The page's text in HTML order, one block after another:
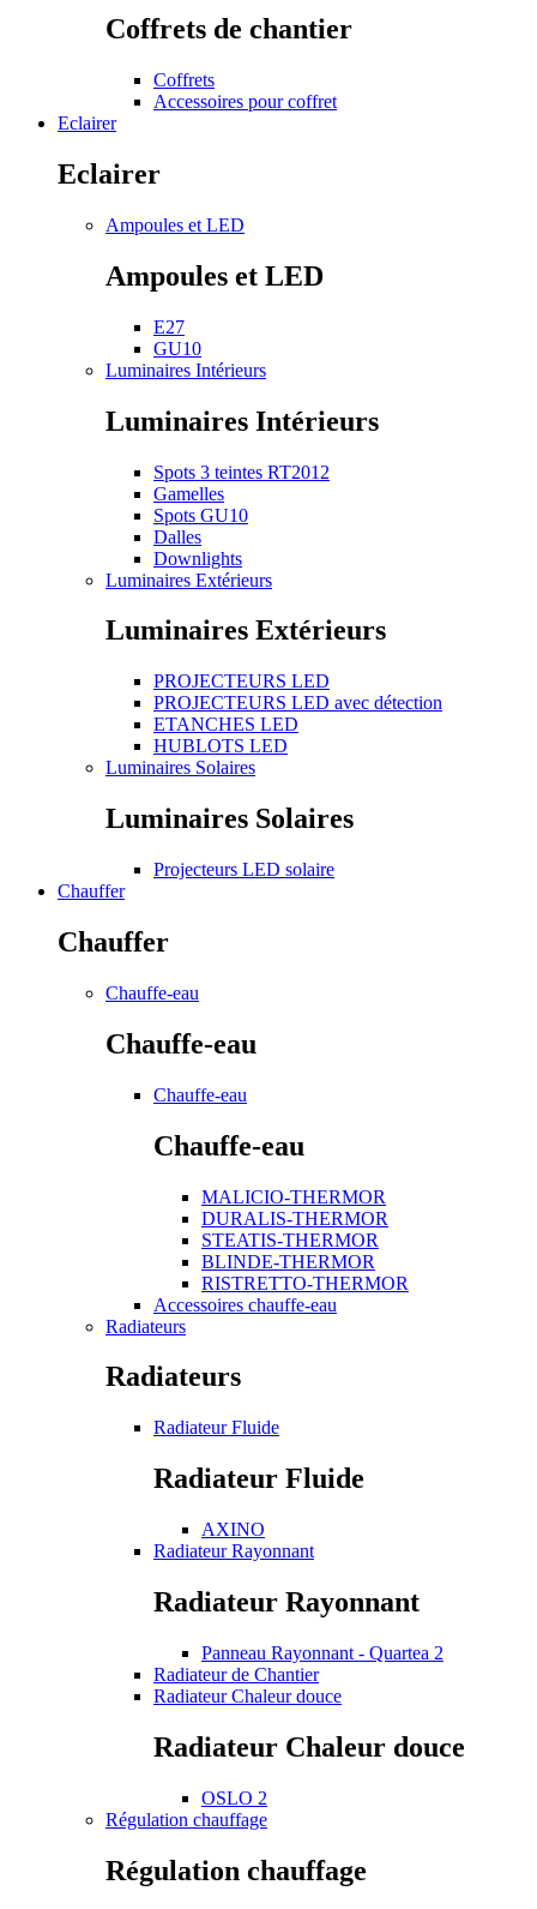
Coffrets de chantier
Coffrets
Accessoires pour coffret
Eclairer
Eclairer
Ampoules et LED
Ampoules et LED
E27
GU10
Luminaires Intérieurs
Luminaires Intérieurs
Spots 3 teintes RT2012
Gamelles
Spots GU10
Dalles
Downlights
Luminaires Extérieurs
Luminaires Extérieurs
PROJECTEURS LED
PROJECTEURS LED avec détection
ETANCHES LED
HUBLOTS LED
Luminaires Solaires
Luminaires Solaires
Projecteurs LED solaire
Chauffer
Chauffer
Chauffe-eau
Chauffe-eau
Chauffe-eau
Chauffe-eau
MALICIO-THERMOR
DURALIS-THERMOR
STEATIS-THERMOR
BLINDE-THERMOR
RISTRETTO-THERMOR
Accessoires chauffe-eau
Radiateurs
Radiateurs
Radiateur Fluide
Radiateur Fluide
AXINO
Radiateur Rayonnant
Radiateur Rayonnant
Panneau Rayonnant - Quartea 2
Radiateur de Chantier
Radiateur Chaleur douce
Radiateur Chaleur douce
OSLO 2
Régulation chauffage
Régulation chauffage